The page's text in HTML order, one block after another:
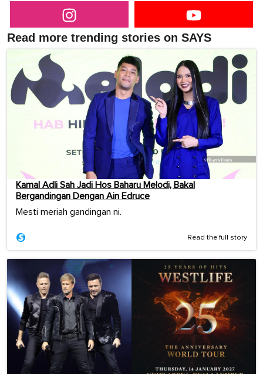
Read more trending stories on SAYS
Kamal Adli Sah Jadi Hos Baharu Melodi, Bakal
Bergandingan Dengan Ain Edruce
Mesti meriah gandingan ni.
Read the full story